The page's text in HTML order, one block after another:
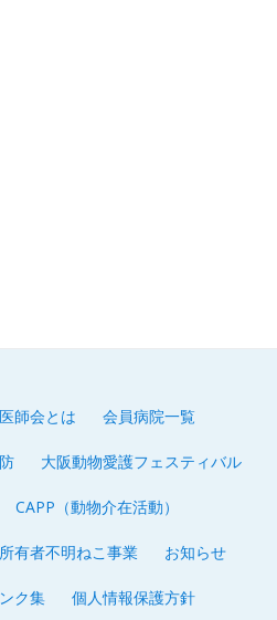
師会とは 会員病院一覧
大阪動物愛護フェスティバル
CAPP（動物介在活動）
所有者不明ねこ事業 お知らせ
ク集 個人情報保護方針